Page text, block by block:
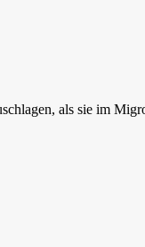
als sie im